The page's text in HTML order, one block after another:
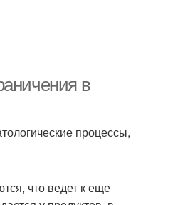
в
процессы,
что ведет к еще